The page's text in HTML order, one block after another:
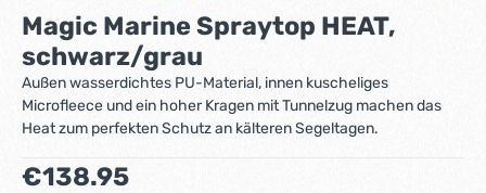
Durchschnittliche Bewertung von 0 von 5 Sternen
Magic Marine Spraytop HEAT,
schwarz/grau
Außen wasserdichtes PU-Material, innen kuscheliges
Microfleece und ein hoher Kragen mit Tunnelzug machen das
Heat zum perfekten Schutz an kälteren Segeltagen.
Regulärer Preis:
€138.95